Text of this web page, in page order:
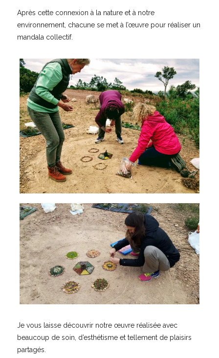
Après cette connexion à la nature et à notre
environnement, chacune se met à l’œuvre pour réaliser un
mandala collectif.
Je vous laisse découvrir notre œuvre réalisée avec
beaucoup de soin, d’esthétisme et tellement de plaisirs
partagés.